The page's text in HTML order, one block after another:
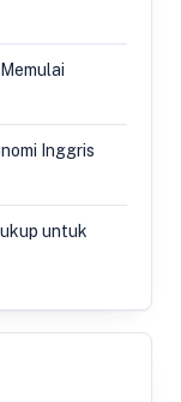
Inggris
untuk